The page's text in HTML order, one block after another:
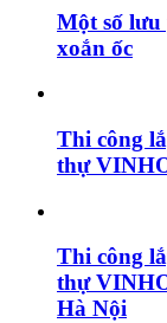
Một số lưu
xoắn ốc
Thi công
thự
Thi công
thự
Hà Nội